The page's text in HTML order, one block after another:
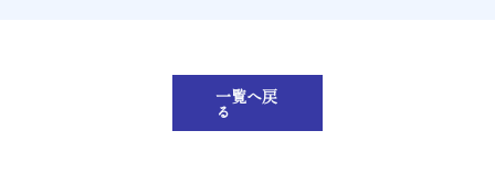
一覧へ戻
る